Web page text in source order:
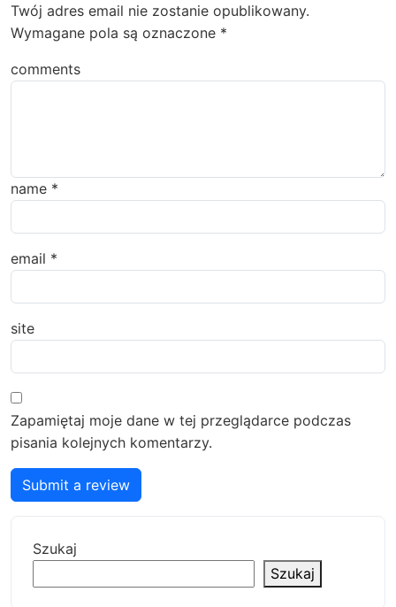
Twój adres email nie zostanie opublikowany.
Wymagane pola są oznaczone *
comments
name *
email *
site
Zapamiętaj moje dane w tej przeglądarce podczas
pisania kolejnych komentarzy.
Submit a review
Szukaj
Szukaj